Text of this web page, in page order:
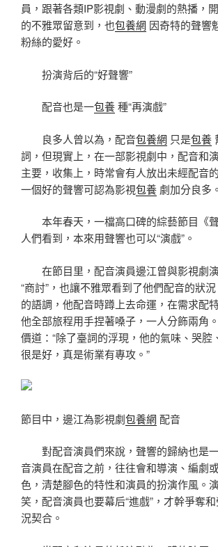
員，跟著各類IP影視劇、動漫劇的熱播，
的不雅眾留意到，也包養網 因奇特的聲響
粉絲的愛好。
扮演背后的“好聲響”
配音也是一包養種“再演戲”
良多人曾以為，配音包養網 只是包養
詞，但現實上，在一部影視劇中，配音和
主要，收集上，時常會有人放出未經配音
一個好的聲響可認為影視包養 劇加分良多。
本年春天，一檔高口碑的綜藝節目《
人們看到，本來用聲響也可以“演戲”。
在節目里，配音演員邊江曾與影視劇
“商討”，也讓不雅眾看到了他們配音的狀
的語調，他配音時蹲上去命運，在需求配
他全部旅程用手捏著嗓子，一人分飾兩角
價道：“除了臺詞的浮現，他的氣味、哭腔
很是好，真是術業有專攻。”
節目中，邊江為影視劇包養網 配音
對配音演員們來說，聲響的歸納也是
音演員在配音之前，往往會和導演、編劇
色，清楚腳色的特性和演員的扮演作風。
笑，配音演員也要幕后“進戲”，才幹爭奪
況契合。